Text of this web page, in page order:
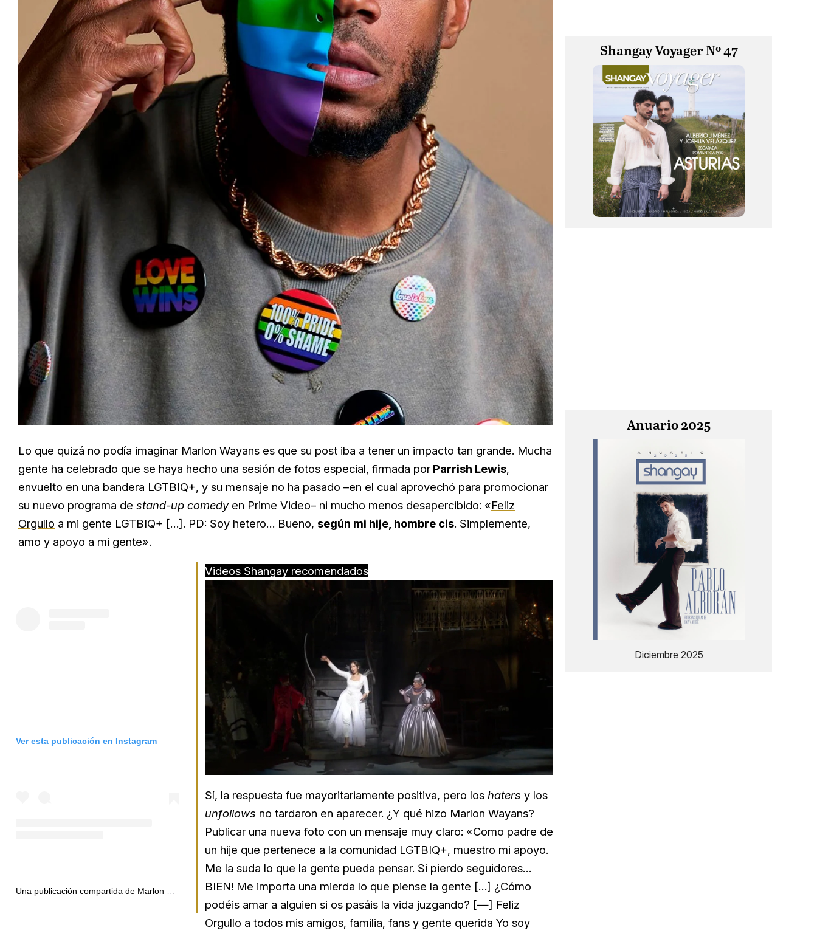
Lo que quizá no podía imaginar Marlon Wayans es que su post iba a tener un impacto tan grande. Mucha
gente ha celebrado que se haya hecho una sesión de fotos especial, firmada por Parrish Lewis,
envuelto en una bandera LGTBIQ+, y su mensaje no ha pasado –en el cual aprovechó para promocionar
su nuevo programa de stand-up comedyen Prime Video– ni mucho menos desapercibido: «Feliz
Orgullo a mi gente LGTBIQ+ […]. PD: Soy hetero… Bueno, según mi hije, hombre cis. Simplemente,
amo y apoyo a mi gente».
Ver esta publicación en Instagram
Videos Shangay recomendados
Unmute Loaded
25.99%
Sí, la respuesta fue mayoritariamente positiva, pero los haters y los
unfollows no tardaron en aparecer. ¿Y qué hizo Marlon Wayans?
Publicar una nueva foto con un mensaje muy claro: «Como padre de
un hije que pertenece a la comunidad LGTBIQ+, muestro mi apoyo.
Me la suda lo que la gente pueda pensar. Si pierdo seguidores…
BIEN! Me importa una mierda lo que piense la gente […] ¿Cómo
podéis amar a alguien si os pasáis la vida juzgando? [—] Feliz
Orgullo a todos mis amigos, familia, fans y gente querida Yo soy
Shangay Voyager Nº 47
Anuario 2025
Diciembre 2025